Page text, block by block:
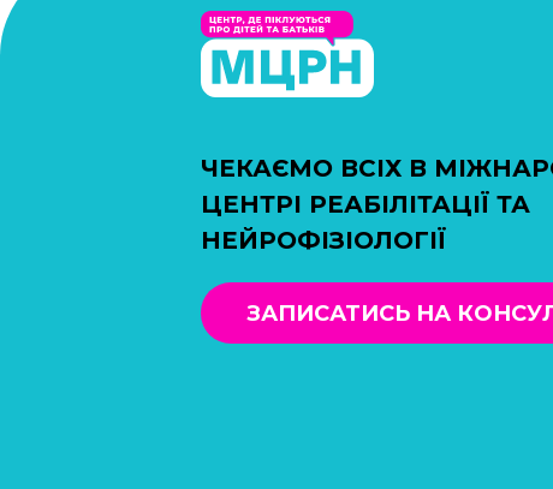
ЧЕКАЄМО ВСІХ В
ЦЕНТРІ РЕАБІЛІТАЦІЇ ТА
НЕЙРОФІЗІОЛОГІЇ
ЗАПИСАТИСЬ НА